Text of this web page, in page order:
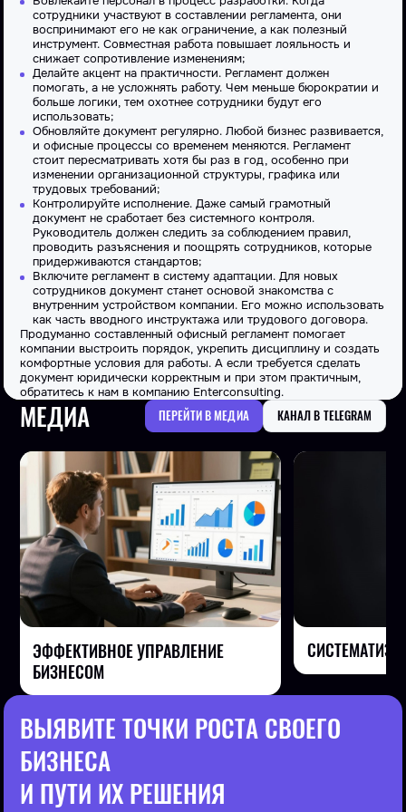
сотрудники участвуют в составлении регламента, они
воспринимают его не как ограничение, а как полезный
инструмент. Совместная работа повышает лояльность и
снижает сопротивление изменениям;
Делайте акцент на практичности. Регламент должен
помогать, а не усложнять работу. Чем меньше бюрократии и
больше логики, тем охотнее сотрудники будут его
использовать;
Обновляйте документ регулярно. Любой бизнес развивается,
и офисные процессы со временем меняются. Регламент
стоит пересматривать хотя бы раз в год, особенно при
изменении организационной структуры, графика или
трудовых требований;
Контролируйте исполнение. Даже самый грамотный
документ не сработает без системного контроля.
Руководитель должен следить за соблюдением правил,
проводить разъяснения и поощрять сотрудников, которые
придерживаются стандартов;
Включите регламент в систему адаптации. Для новых
сотрудников документ станет основой знакомства с
внутренним устройством компании. Его можно использовать
как часть вводного инструктажа или трудового договора.
Продуманно составленный офисный регламент помогает
компании выстроить порядок, укрепить дисциплину и создать
комфортные условия для работы. А если требуется сделать
документ юридически корректным и при этом практичным,
обратитесь к нам в компанию Enterconsulting.
МЕДИА ПЕРЕЙТИ В МЕДИА КАНАЛ В TELEGRAM
ЭФФЕКТИВНОЕ УПРАВЛЕНИЕ
БИЗНЕСОМ
ВЫЯВИТЕ ТОЧКИ РОСТА СВОЕГО
БИЗНЕСА
И ПУТИ ИХ РЕШЕНИЯ